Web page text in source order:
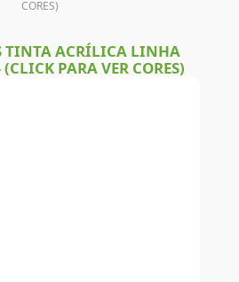
CORES)
TINTA ACRÍLICA LINHA
PARA VER CORES)